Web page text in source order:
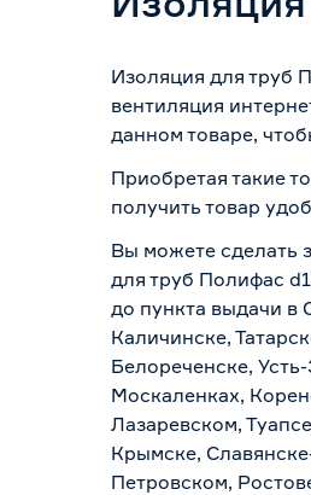
Изоляция для труб
вентиляция
данном товаре,
Приобретая такие
получить товар
Вы можете сделать
для труб Полифас
до пункта выдачи в
Каличинске,
Белореченске,
Москаленках,
Лазаревском,
Крымске,
Петровском,